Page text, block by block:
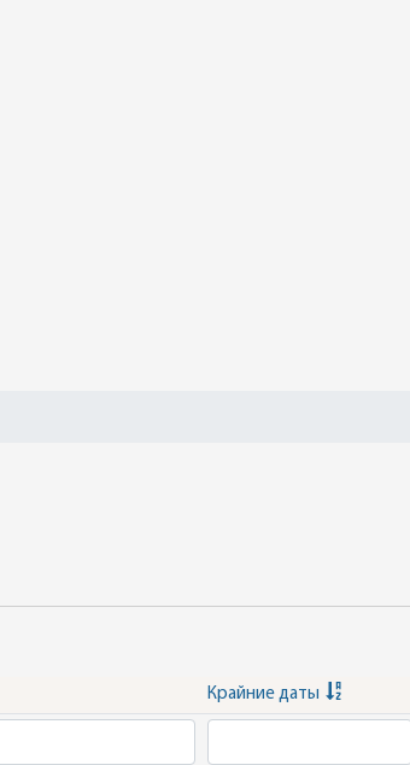
Крайние даты